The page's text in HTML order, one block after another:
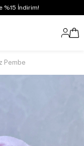
%15 İndirim!
Pembe